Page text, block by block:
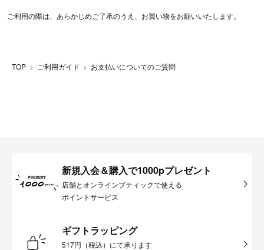
ご利用の際は、あらかじめご了承のうえ、お買い物をお願いいたします。
TOP ご利用ガイド お支払いについてのご質問
新規入会＆購入で1000pプレゼント
店舗とオンラインブティックで使える
ポイントサービス
ギフトラッピング
517円（税込）にて承ります